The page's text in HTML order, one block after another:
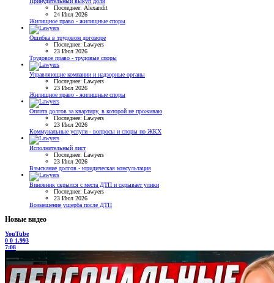
Последнее: Alexandit
24 Июл 2026
Жилищное право - жилищные споры
Ошибка в трудовом договоре
Последнее: Lawyers
23 Июл 2026
Трудовое право - трудовые споры
Управляющие компании и надзорные органы
Последнее: Lawyers
23 Июл 2026
Жилищное право - жилищные споры
Оплата долгов за квартиру, в которой не проживаю
Последнее: Lawyers
23 Июл 2026
Коммунальные услуги - вопросы и споры по ЖКХ
Исполнительный лист
Последнее: Lawyers
23 Июл 2026
Взыскание долгов - юридическая консультация
Виновник скрылся с места ДТП и скрывает улики
Последнее: Lawyers
23 Июл 2026
Возмещение ущерба после ДТП
Новые видео
YouTube
0 0 1.993
7:08